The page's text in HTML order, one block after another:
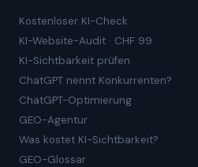
Kostenloser KI-Check
KI-Website-Audit · CHF 99
KI-Sichtbarkeit prüfen
ChatGPT nennt Konkurrenten?
ChatGPT-Optimierung
GEO-Agentur
Was kostet KI-Sichtbarkeit?
GEO-Glossar